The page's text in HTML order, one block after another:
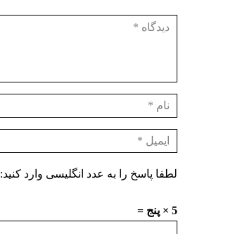
لطفا پاسخ را به عدد انگلیسی وارد کنید:
5 × پنج =